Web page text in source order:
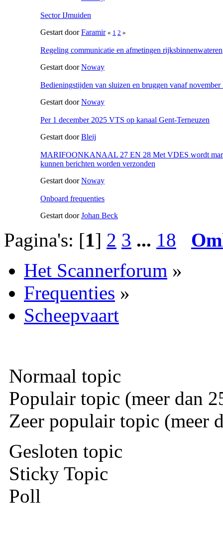
Sector IJmuiden
Gestart doorFaramir « 1 2 »
Regeling communicatie en afmetingen rijksbinnenwateren
Gestart doorNoway
Bedieningstijden van sluizen en bruggen vanaf november
Gestart doorNoway
Per 1 december 2025 VTS op kanaal Gent-Terneuzen
Gestart doorBleij
MARIFOONKANAAL 27 EN 28 Met VDES wordt
kunnen berichten worden verzonden
Gestart doorNoway
Onboard frequenties
Gestart doorJohan Beck
Pagina's: [1] 2 3 ... 18
Het Scannerforum »
Frequenties »
Scheepvaart
Normaal topic
Populair topic (meer dan
Zeer populair topic (meer
Gesloten topic
Sticky Topic
Poll